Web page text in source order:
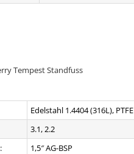
Edelstahl 1.4404 (316L), PTFE
3.1, 2.2
1,5″ AG-BSP